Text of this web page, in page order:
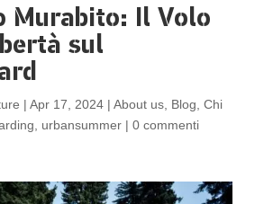
Murabito: Il Volo
sul
| Apr 17, 2024| About us, Blog Chi
urbansummer| 0 commenti